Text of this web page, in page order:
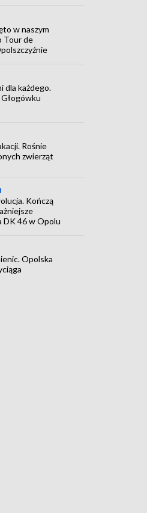
w naszym
Tour de
dla każdego.
Rośnie
zwierząt
Kończą
DK 46 w Opolu
Opolska